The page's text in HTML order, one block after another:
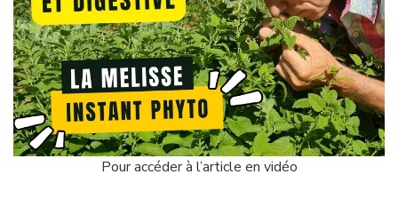
Pour accéder à l’article en vidéo